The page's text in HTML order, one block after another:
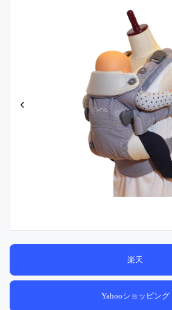
‹
楽天
Yahooショッピング